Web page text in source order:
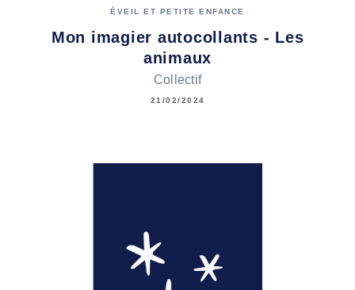
ÉVEIL ET PETITE ENFANCE
Mon imagier autocollants - Les
animaux
Collectif
21/02/2024